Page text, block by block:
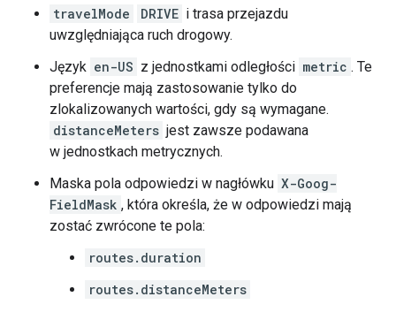
travelMode DRIVE i trasa przejazdu
uwzględniająca ruch drogowy.
Język en-US z jednostkami odległości metric . Te
preferencje mają zastosowanie tylko do
zlokalizowanych wartości, gdy są wymagane.
distanceMeters jest zawsze podawana
w jednostkach metrycznych.
Maska pola odpowiedzi w nagłówku X-Goog-
FieldMask , która określa, że w odpowiedzi mają
zostać zwrócone te pola:
routes.duration
routes.distanceMeters